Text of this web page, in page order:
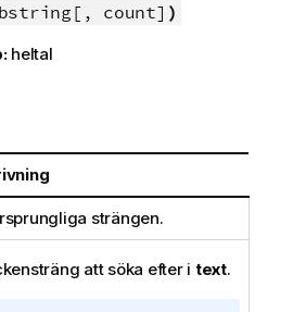
count] )
heltal
strängen.
att söka efter i text.